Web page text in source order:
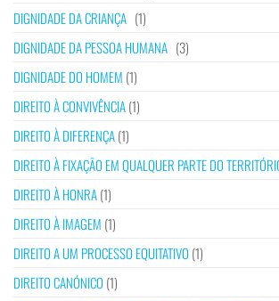
DIGNIDADE DA CRIANÇA (1)
DIGNIDADE DA PESSOA HUMANA (3)
DIGNIDADE DO HOMEM (1)
DIREITO À CONVIVÊNCIA(1)
DIREITO À DIFERENÇA(1)
DIREITO À FIXAÇÃO EM QUALQUER PARTE DO
DIREITO À HONRA(1)
DIREITO À IMAGEM (1)
DIREITO A UM PROCESSO EQUITATIVO (1)
DIREITO CANÓNICO (1)